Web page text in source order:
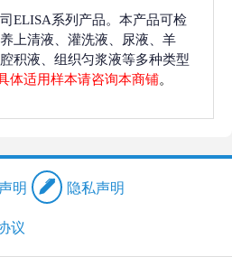
ELISA系列产品。本产品可检
上清液、灌洗液、尿液、羊
积液、组织匀浆液等多种类型
体适用样本请咨询本商铺。
明 隐私声明
议